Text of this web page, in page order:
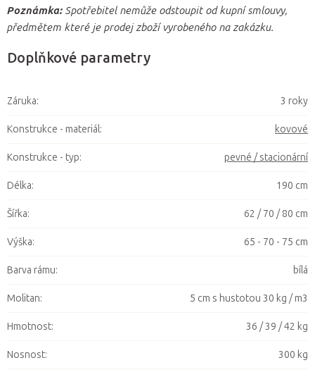
Poznámka: Spotřebitel nemůže odstoupit od kupní smlouvy,
předmětem které je prodej zboží vyrobeného na zakázku.
Doplňkové parametry
Záruka: 3 roky
Konstrukce - materiál: kovové
Konstrukce - typ: pevné / stacionární
Délka: 190 cm
Šířka: 62 / 70 / 80 cm
Výška: 65 - 70 - 75 cm
Barva rámu: bílá
Molitan: 5 cm s hustotou 30 kg / m3
Hmotnost: 36 / 39 / 42 kg
Nosnost: 300 kg